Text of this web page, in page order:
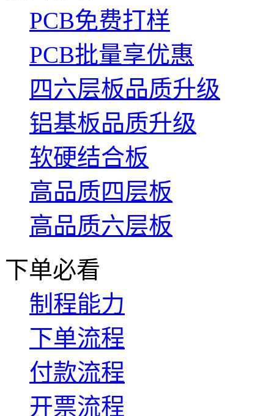
PCB免费打样
PCB批量享优惠
四六层板品质升级
铝基板品质升级
软硬结合板
高品质四层板
高品质六层板
下单必看
制程能力
下单流程
付款流程
开票流程